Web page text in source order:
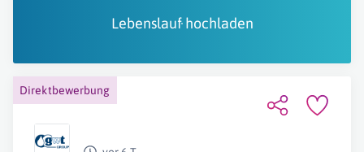
Lebenslauf hochladen
Direktbewerbung